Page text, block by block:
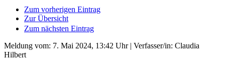
Zum vorherigen Eintrag
Zur Übersicht
Zum nächsten Eintrag
Meldung vom: 7. Mai 2024, 13:42 Uhr| Verfasser/in: Claudia
Hilbert